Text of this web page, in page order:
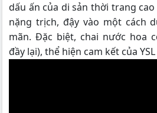
dấu ấn của di sản thời trang
nặng trịch, đậy vào một cách
mãn. Đặc biệt, chai nước hoa
đầy lại), thể hiện cam kết của